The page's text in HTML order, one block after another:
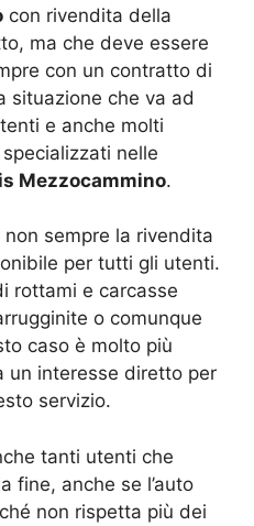
con rivendita della
ma che deve essere
con un contratto di
situazione che va ad
e anche molti
nelle
Mezzocammino.
non sempre la rivendita
per tutti gli utenti.
rottami e carcasse
o comunque
caso è molto più
un interesse diretto per
servizio.
tanti utenti che
fine, anche se l’auto
non rispetta più dei